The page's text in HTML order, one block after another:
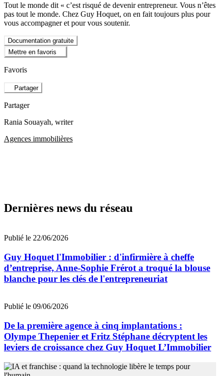
Tout le monde dit « c’est risqué de devenir entrepreneur. Vous n’êtes
pas tout le monde. Chez Guy Hoquet, on en fait toujours plus pour
vous accompagner et pour vous soutenir.
Documentation gratuite
Mettre en favoris
Favoris
Partager
Partager
Rania Souayah, writer
Agences immobilières
Dernières news du réseau
Publié le 22/06/2026
Guy Hoquet l'Immobilier : d'infirmière à cheffe
d’entreprise, Anne-Sophie Frérot a troqué la blouse
blanche pour les clés de l'entrepreneuriat
Publié le 09/06/2026
De la première agence à cinq implantations :
Olympe Thepenier et Fritz Stéphane décryptent les
leviers de croissance chez Guy Hoquet L’Immobilier